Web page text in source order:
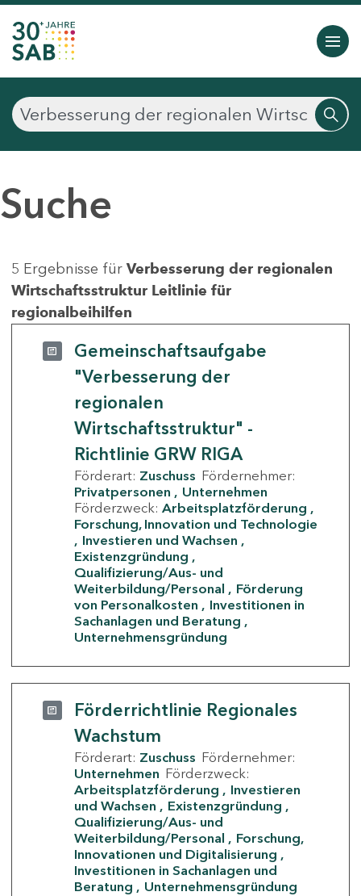
Suche
5 Ergebnisse für Verbesserung der regionalen
Wirtschaftsstruktur Leitlinie für
regionalbeihilfen
Gemeinschaftsaufgabe
"Verbesserung der
regionalen
Wirtschaftsstruktur" -
Richtlinie GRW RIGA
Förderart: Zuschuss Fördernehmer:
Privatpersonen
Unternehmen
Förderzweck: Arbeitsplatzförderung
Forschung, Innovation und Technologie
Investieren und Wachsen
Existenzgründung
Qualifizierung/Aus- und
Weiterbildung/Personal
Förderung
von Personalkosten
Investitionen in
Sachanlagen und Beratung
Unternehmensgründung
Förderrichtlinie Regionales
Wachstum
Förderart: Zuschuss Fördernehmer:
Unternehmen Förderzweck:
Arbeitsplatzförderung
Investieren
und Wachsen
Existenzgründung
Qualifizierung/Aus- und
Weiterbildung/Personal
Forschung,
Innovationen und Digitalisierung
Investitionen in Sachanlagen und
Beratung
Unternehmensgründung